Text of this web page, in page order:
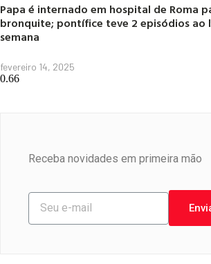
Papa é internado em hospital de Roma
bronquite; pontífice teve 2 episódios ao
semana
fevereiro 14, 2025
Receba novidades em primeira mão